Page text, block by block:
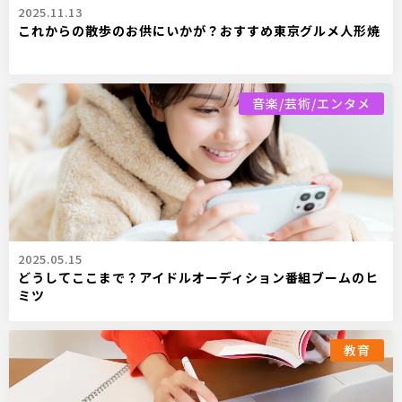
2025.11.13
これからの散歩のお供にいかが？おすすめ東京グルメ人形焼
音楽/芸術/エンタメ
2025.05.15
どうしてここまで？アイドルオーディション番組ブームのヒ
ミツ
教育